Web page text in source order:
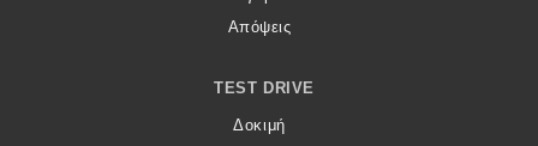
Απόψεις
TEST DRIVE
Δοκιμή